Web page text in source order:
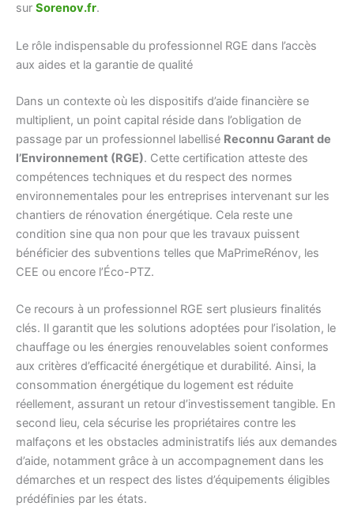
sur Sorenov.fr.
Le rôle indispensable du professionnel RGE dans l’accès
aux aides et la garantie de qualité
Dans un contexte où les dispositifs d’aide financière se
multiplient, un point capital réside dans l’obligation de
passage par un professionnel labellisé Reconnu Garant de
l’Environnement (RGE). Cette certification atteste des
compétences techniques et du respect des normes
environnementales pour les entreprises intervenant sur les
chantiers de rénovation énergétique. Cela reste une
condition sine qua non pour que les travaux puissent
bénéficier des subventions telles que MaPrimeRénov, les
CEE ou encore l’Éco-PTZ.
Ce recours à un professionnel RGE sert plusieurs finalités
clés. Il garantit que les solutions adoptées pour l’isolation, le
chauffage ou les énergies renouvelables soient conformes
aux critères d’efficacité énergétique et durabilité. Ainsi, la
consommation énergétique du logement est réduite
réellement, assurant un retour d’investissement tangible. En
second lieu, cela sécurise les propriétaires contre les
malfaçons et les obstacles administratifs liés aux demandes
d’aide, notamment grâce à un accompagnement dans les
démarches et un respect des listes d’équipements éligibles
prédéfinies par les états.